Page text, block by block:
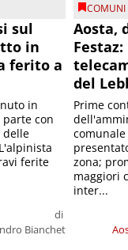
sul
in
ferito a
di
Bianchet
in
con
delle
ferite
COMUNI
Aosta,
del
Prime
zona;
maggiori
inter...